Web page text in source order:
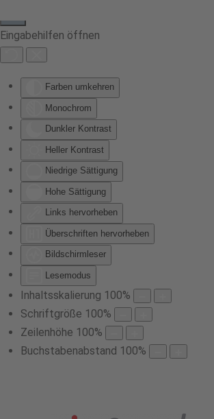
Eingabehilfen öffnen
Farben umkehren
Monochrom
Dunkler Kontrast
Heller Kontrast
Niedrige Sättigung
Hohe Sättigung
Links hervorheben
Überschriften hervorheben
Bildschirmleser
Lesemodus
Inhaltsskalierung 100%
Schriftgröße 100%
Zeilenhöhe 100%
Buchstabenabstand 100%